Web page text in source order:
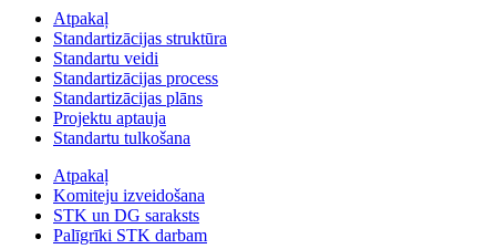
Atpakaļ
Standartizācijas struktūra
Standartu veidi
Standartizācijas process
Standartizācijas plāns
Projektu aptauja
Standartu tulkošana
Atpakaļ
Komiteju izveidošana
STK un DG saraksts
Palīgrīki STK darbam